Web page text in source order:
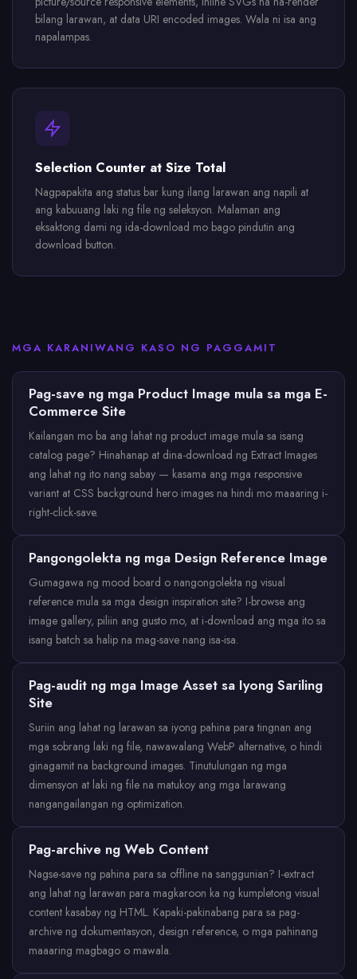
bilang larawan, at data URI encoded images. Wala ni isa ang
napalampas.
Selection Counter at Size Total
Nagpapakita ang status bar kung ilang larawan ang napili at
ang kabuuang laki ng file ng seleksyon. Malaman ang
eksaktong dami ng ida-download mo bago pindutin ang
download button.
MGA KARANIWANG KASO NG PAGGAMIT
Pag-save ng mga Product Image mula sa mga E-
Commerce Site
Kailangan mo ba ang lahat ng product image mula sa isang
catalog page? Hinahanap at dina-download ng Extract Images
ang lahat ng ito nang sabay — kasama ang mga responsive
variant at CSS background hero images na hindi mo maaaring i-
right-click-save.
Pangongolekta ng mga Design Reference Image
Gumagawa ng mood board o nangongolekta ng visual
reference mula sa mga design inspiration site? I-browse ang
image gallery, piliin ang gusto mo, at i-download ang mga ito sa
isang batch sa halip na mag-save nang isa-isa.
Pag-audit ng mga Image Asset sa Iyong Sariling
Site
Suriin ang lahat ng larawan sa iyong pahina para tingnan ang
mga sobrang laki ng file, nawawalang WebP alternative, o hindi
ginagamit na background images. Tinutulungan ng mga
dimensyon at laki ng file na matukoy ang mga larawang
nangangailangan ng optimization.
Pag-archive ng Web Content
Nagse-save ng pahina para sa offline na sanggunian? I-extract
ang lahat ng larawan para magkaroon ka ng kumpletong visual
content kasabay ng HTML. Kapaki-pakinabang para sa pag-
archive ng dokumentasyon, design reference, o mga pahinang
maaaring magbago o mawala.